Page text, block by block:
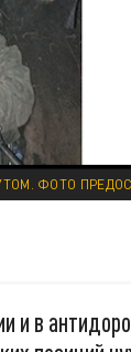
ФОТО
и в